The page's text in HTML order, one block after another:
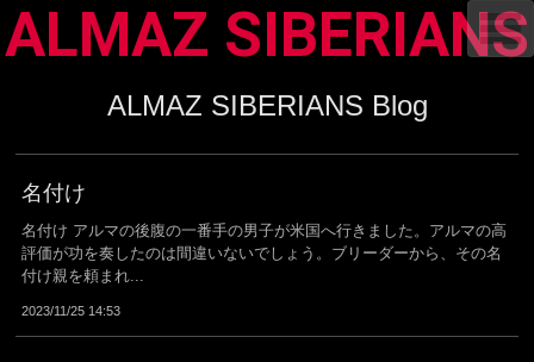
ALMAZ SIBERIANS
ALMAZ SIBERIANS Blog
名付け
名付け アルマの後腹の一番手の男子が米国へ行きました。アルマの高
評価が功を奏したのは間違いないでしょう。ブリーダーから、その名
付け親を頼まれ...
2023/11/25 14:53
T
o
g
t